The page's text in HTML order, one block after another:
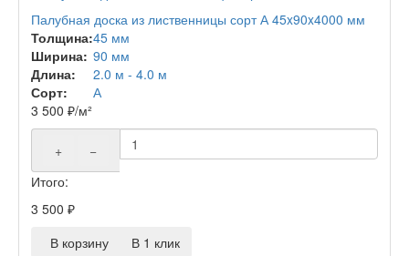
Палубная доска из лиственницы сорт А 45x90x4000 мм
Толщина:45 мм
Ширина: 90 мм
Длина:
2.0 м - 4.0 м
Сорт:
А
3 500 ₽/м²
+
−
Итого:
3 500 ₽
В корзину
В 1 клик